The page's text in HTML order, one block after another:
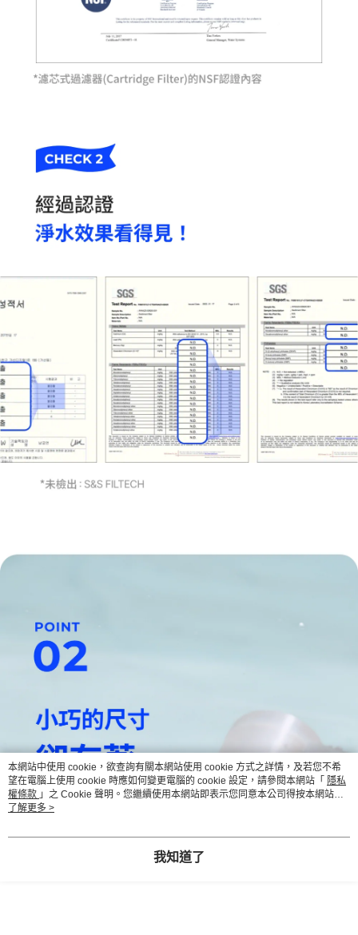
本網站中使用 cookie，欲查詢有關本網站使用 cookie 方式之詳情，及若您不希
望在電腦上使用 cookie 時應如何變更電腦的 cookie 設定，請參閱本網站「 隱私
權條款 」之 Cookie 聲明。您繼續使用本網站即表示您同意本公司得按本網站使
用條款之 Cookie 聲明使用 cookie。
了解更多 >
我知道了